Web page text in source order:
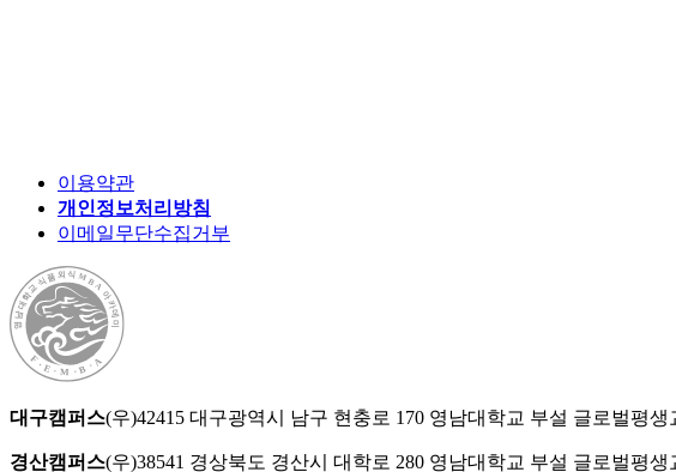
이용약관
개인정보처리방침
이메일무단수집거부
대구캠퍼스(우)42415 대구광역시 남구 현충로 170 영남대학교 부설 글로벌평생
경산캠퍼스(우)38541 경상북도 경산시 대학로 280 영남대학교 부설 글로벌평생